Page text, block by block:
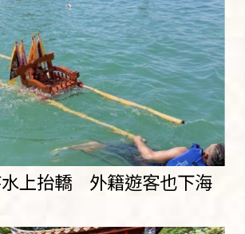
上抬轎 外籍遊客也下海